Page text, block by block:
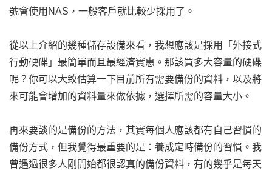
號會使用NAS，一般客戶就比較少採用了。
從以上介紹的幾種儲存設備來看，我想應該是採用「外接式
行動硬碟」最簡單而且最經濟實惠。那該買多大容量的硬碟
呢？你可以大致估算一下目前所有需要備份的資料，以及將
來可能會增加的資料量來做依據，選擇所需的容量大小。
再來要談的是備份的方法，其實每個人應該都有自己習慣的
備份方式，但我覺得最重要的是：養成定時備份的習慣。我
曾遇過很多人剛開始都很認真的備份資料，有的幾乎是每天